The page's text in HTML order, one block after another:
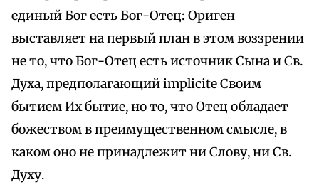
единый Бог есть Бог-Отец: Ориген
выставляет на первый план в этом воззрении
не то, что Бог-Отец есть источник Сына и Св.
Духа, предполагающий implicite Своим
бытием Их бытие, но то, что Отец обладает
божеством в преимущественном смысле, в
каком оно не принадлежит ни Слову, ни Св.
Духу.